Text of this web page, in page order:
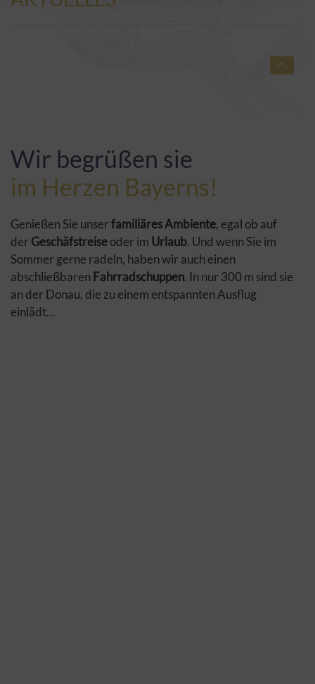
Wir begrüßen sie
im Herzen Bayerns!
Genießen Sie unserfamiliäres Ambiente, egal ob auf
der Geschäfstreiseoder im Urlaub. Und wenn Sie im
Sommer gerne radeln, haben wir auch einen
abschließbarenFahrradschuppen. In nur 300 m sind sie
an der Donau, die zu einem entspannten Ausflug
einlädt…